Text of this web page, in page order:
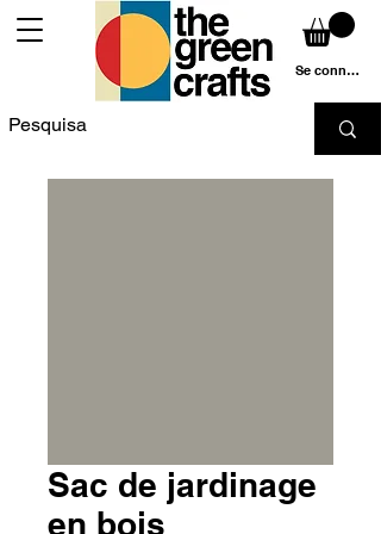
Se connecter
Sac de jardinage
en bois